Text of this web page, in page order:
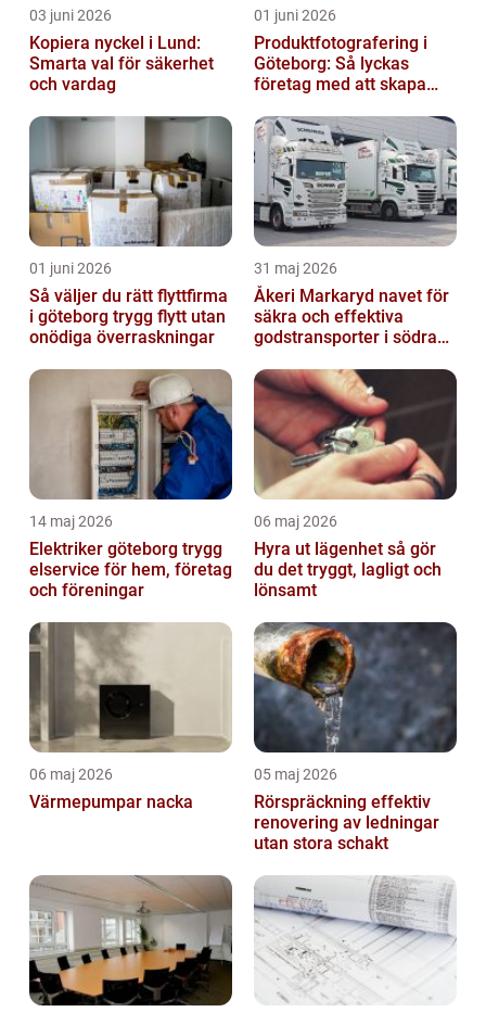
03 juni 2026
Kopiera nyckel i Lund:
Smarta val för säkerhet
och vardag
01 juni 2026
Produktfotografering i
Göteborg: Så lyckas
företag med att skapa
01 juni 2026
Så väljer du rätt flyttfirma
i göteborg trygg flytt utan
onödiga överraskningar
31 maj 2026
Åkeri Markaryd navet för
säkra och effektiva
godstransporter i södra
14 maj 2026
Elektriker göteborg trygg
elservice för hem, företag
och föreningar
06 maj 2026
Hyra ut lägenhet så gör
du det tryggt, lagligt och
lönsamt
06 maj 2026
Värmepumpar nacka
05 maj 2026
Rörspräckning effektiv
renovering av ledningar
utan stora schakt